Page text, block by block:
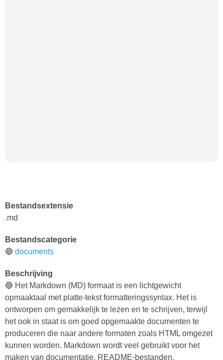
Bestandsextensie
.md
Bestandscategorie
🔵 documents
Beschrijving
🔵 Het Markdown (MD) formaat is een lichtgewicht
opmaaktaal met platte-tekst formatteringssyntax. Het is
ontworpen om gemakkelijk te lezen en te schrijven, terwijl
het ook in staat is om goed opgemaakte documenten te
produceren die naar andere formaten zoals HTML omgezet
kunnen worden. Markdown wordt veel gebruikt voor het
maken van documentatie, README-bestanden,